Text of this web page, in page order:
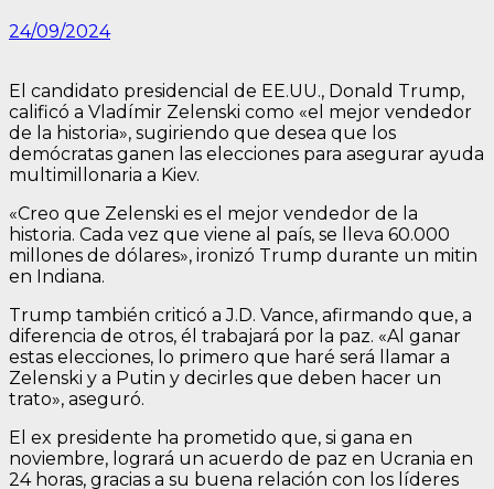
24/09/2024
El candidato presidencial de EE.UU., Donald Trump,
calificó a Vladímir Zelenski como «el mejor vendedor
de la historia», sugiriendo que desea que los
demócratas ganen las elecciones para asegurar ayuda
multimillonaria a Kiev.
«Creo que Zelenski es el mejor vendedor de la
historia. Cada vez que viene al país, se lleva 60.000
millones de dólares», ironizó Trump durante un mitin
en Indiana.
Trump también criticó a J.D. Vance, afirmando que, a
diferencia de otros, él trabajará por la paz. «Al ganar
estas elecciones, lo primero que haré será llamar a
Zelenski y a Putin y decirles que deben hacer un
trato», aseguró.
El ex presidente ha prometido que, si gana en
noviembre, logrará un acuerdo de paz en Ucrania en
24 horas, gracias a su buena relación con los líderes